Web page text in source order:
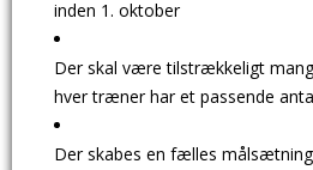
inden 1. oktober
Der skal være tilstrækkeligt
hver træner har et passende
Der skabes en fælles